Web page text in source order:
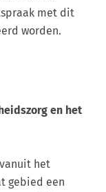
met dit
worden.
en het
het
gebied een